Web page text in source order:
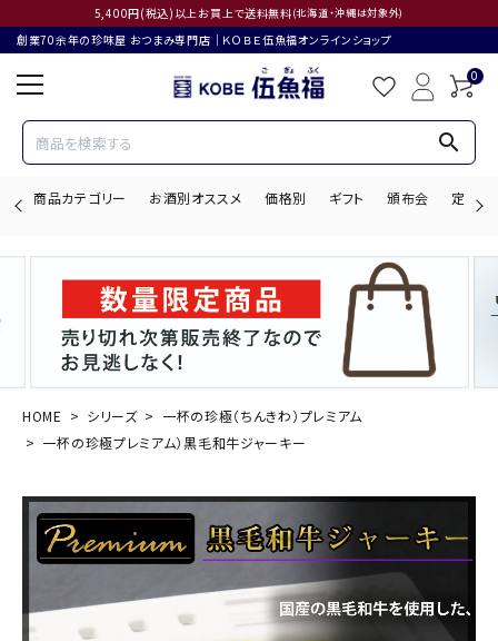
5,400円(税込)以上お買上で送料無料(北海道・沖縄は対象外)
創業70余年の珍味屋 おつまみ専門店│ＫＯＢＥ伍魚福オンラインショップ
0
search
商品カテゴリー お酒別オススメ 価格別 ギフト 頒布会 定期購
search
ACCOUNT MENU
商品カテゴリー
価格別
HOME シリーズ
一杯の珍極（ちんきわ）プレミアム
一杯の珍極プレミアム）黒毛和牛ジャーキー